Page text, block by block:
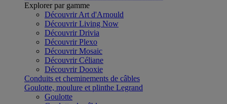
Explorer par gamme
Découvrir Art d'Arnould
Découvrir Living Now
Découvrir Drivia
Découvrir Plexo
Découvrir Mosaic
Découvrir Céliane
Découvrir Dooxie
Conduits et cheminements de câbles
Goulotte, moulure et plinthe Legrand
Goulotte